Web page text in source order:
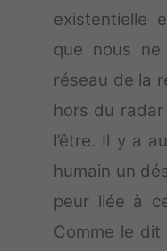
existentielle
que nous
réseau de la
hors du
l’être. Il y a
humain un
peur liée à
Comme le